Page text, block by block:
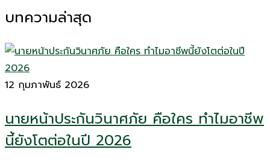
บทความล่าสุด
12 กุมภาพันธ์ 2026
นายหน้าประกันวินาศภัย คือใคร ทำไมอาชีพ
นี้ยังโตต่อในปี 2026